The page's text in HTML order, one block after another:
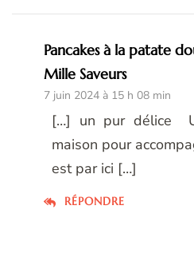
Pancakes à la patate
Mille Saveurs
7 juin 2024 à 15 h 08 min
RÉPONDRE
[…] un pur délice
maison pour
est par ici […]